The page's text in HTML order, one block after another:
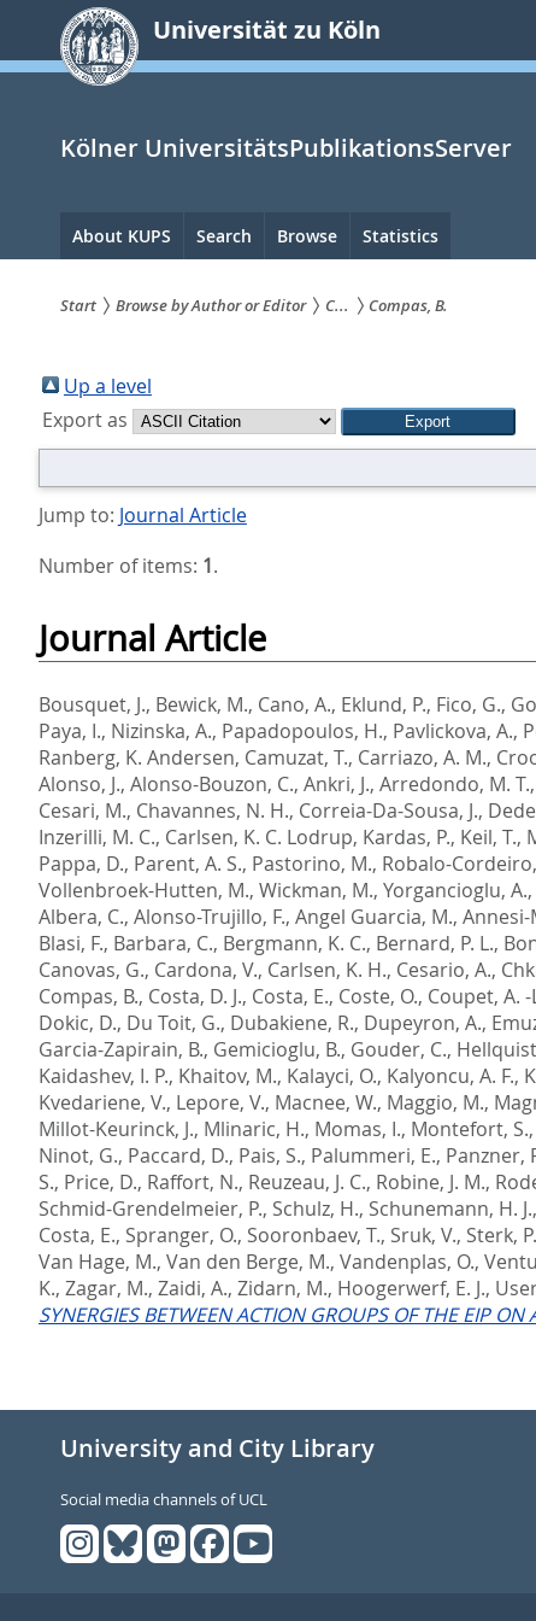
springen
Universität zu Köln
Kölner UniversitätsPublikationsServer
Hauptnavigation
About KUPS Search Browse Statistics
sind
hier:
Start Browse by Author or Editor C... Compas, B.
Up a level
Export as
Jump to: Journal Article
Number of items: 1.
Journal Article
Bousquet, J., Bewick, M., Cano, A., Eklund, P., Fico, G.,
Paya, I., Nizinska, A., Papadopoulos, H., Pavlickova, A.,
Ranberg, K. Andersen, Camuzat, T., Carriazo, A. M.,
Alonso, J., Alonso-Bouzon, C., Ankri, J., Arredondo, M. T.,
Cesari, M., Chavannes, N. H., Correia-Da-Sousa, J.,
Inzerilli, M. C., Carlsen, K. C. Lodrup, Kardas, P., Keil, T.,
Pappa, D., Parent, A. S., Pastorino, M., Robalo-
Vollenbroek-Hutten, M., Wickman, M., Yorgancioglu, A.,
Albera, C., Alonso-Trujillo, F., Angel Guarcia, M., Annesi-
Blasi, F., Barbara, C., Bergmann, K. C., Bernard, P. L.,
Canovas, G., Cardona, V., Carlsen, K. H., Cesario, A.,
Compas, B., Costa, D. J., Costa, E., Coste, O., Coupet, A. -
Dokic, D., Du Toit, G., Dubakiene, R., Dupeyron, A.,
Garcia-Zapirain, B., Gemicioglu, B., Gouder, C.,
Kaidashev, I. P., Khaitov, M., Kalayci, O., Kalyoncu, A. F.,
Kvedariene, V., Lepore, V., Macnee, W., Maggio, M.,
Millot-Keurinck, J., Mlinaric, H., Momas, I., Montefort, S.,
Ninot, G., Paccard, D., Pais, S., Palummeri, E., Panzner,
S., Price, D., Raffort, N., Reuzeau, J. C., Robine, J. M.,
Schmid-Grendelmeier, P., Schulz, H., Schunemann, H. J.,
Costa, E., Spranger, O., Sooronbaev, T., Sruk, V., Sterk,
Van Hage, M., Van den Berge, M., Vandenplas, O.,
K., Zagar, M., Zaidi, A., Zidarn, M., Hoogerwerf, E. J.,
SYNERGIES BETWEEN ACTION GROUPS OF THE EIP ON
University and City Library
Social media channels of UCL